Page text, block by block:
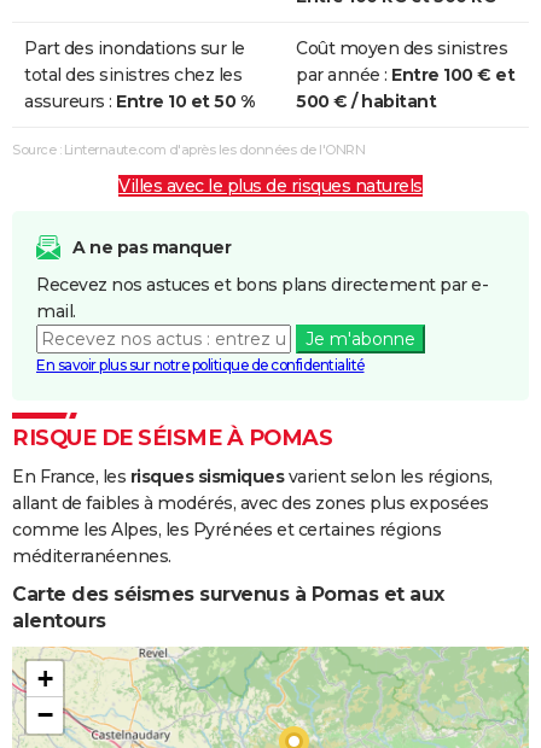
Inondations
et/ou
Coulées de
29/11/2014 30/11/2014 2 j Oui
et/ou
Boue
Chocs
Mécaniques
des Vagues
24/01/2009 27/01/2009 4 j
Inondations
et/ou
Coulées de
Boue
12/11/1999 14/11/1999 3 j Oui
Inondations
Coulées de
Boue
Part des inondations sur le
total des sinistres chez les
assureurs : Entre 10 et 50 %
Coût moyen des sinistres
par année : Entre 100 € et
500 € / habitant
Source : Linternaute.com d'après les données de l'ONRN
Villes avec le plus de risques naturels
A ne pas manquer
Recevez nos astuces et bons plans directement par e-
mail.
Je m'abonne
En savoir plus sur notre politique de confidentialité
RISQUE DE SÉISME À POMAS
En France, les risques sismiquesvarient selon les régions,
allant de faibles à modérés, avec des zones plus exposées
comme les Alpes, les Pyrénées et certaines régions
méditerranéennes.
Carte des séismes survenus à Pomas et aux
alentours
+
−